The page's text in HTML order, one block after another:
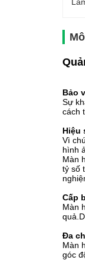
Bảo
Sự
cách
Hiệu
Vì
hình
Màn
tỷ số
Cấp
Màn
Đa
Màn
góc